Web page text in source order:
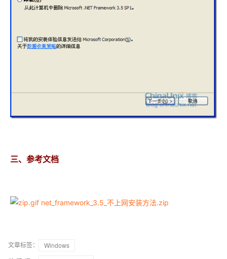
三、参考文档
net_framework_3.5_不上网安装方法.zip
文章标签：
Windows